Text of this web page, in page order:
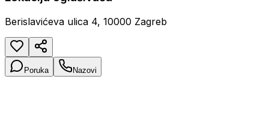
Berislavićeva ulica 4, 10000 Zagreb
Poruka Nazovi